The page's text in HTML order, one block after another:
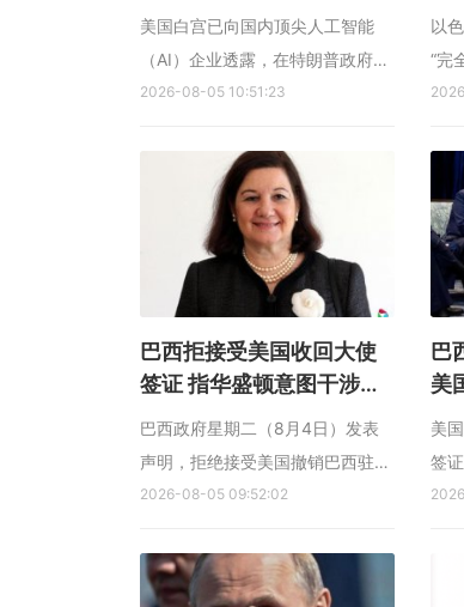
美国白宫已向国内顶尖人工智能
（AI）企业透露，在特朗普政府新
出台的AI安全框架下，中国竞争对
weight）模型将被豁免，无需接受
美国政府的安全测试。 彭博社星
期三（8月5日）引述知情人士报
道，这项豁免决定是在星期二（4
日）的一...
2026-08-05 10:51:23
以
“完
加
新
月
以
底
方...
巴西拒接受美国收回大使
签证 指华盛顿意图干涉巴
西选举
巴西政府星期二（8月4日）发表
声明，拒绝接受美国撤销巴西驻美
国大使签证的决定。 法新社报
国已撤销巴西驻美国大使维奥蒂
（Maria Luiza Ribeiro Viotti）的
2026-08-05 09:52:02
巴
美
美
签
美